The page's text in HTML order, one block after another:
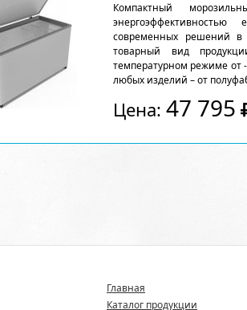
Компактный
современных решений в
товарный вид
температурном режиме от
любых изделий – от
Цена: 47 795
Главная
Каталог продукции